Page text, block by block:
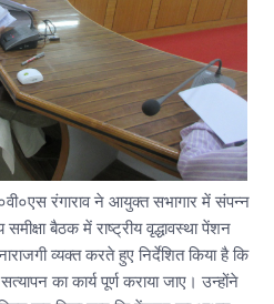
रंगाराव ने आयुक्त सभागार में संपन्न
बैठक में राष्ट्रीय वृद्धावस्था पेंशन
व्यक्त करते हुए निर्देशित किया है कि
का कार्य पूर्ण कराया जाए। उन्होंने